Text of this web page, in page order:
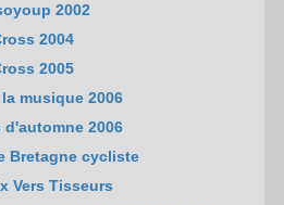
2002
2004
2005
musique 2006
d'automne 2006
Bretagne cycliste
Vers Tisseurs